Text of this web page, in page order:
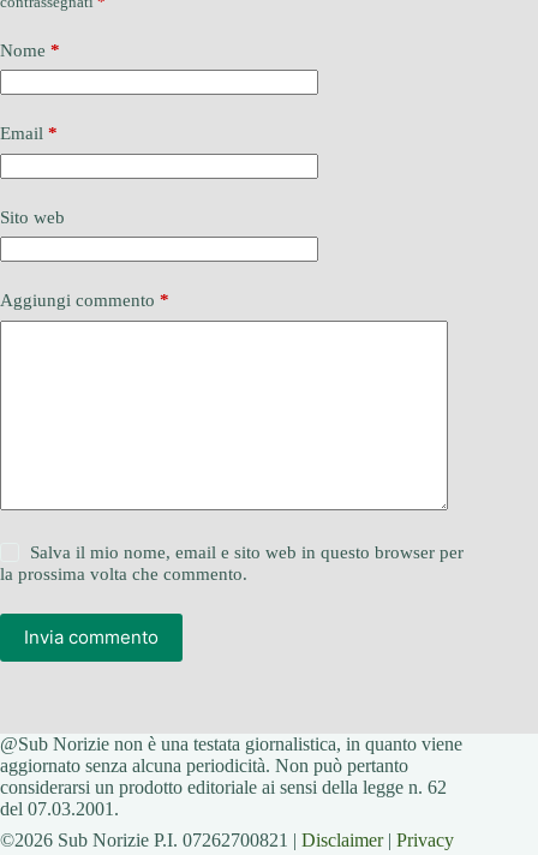
Nome *
Email *
Sito web
Aggiungi commento *
Salva il mio nome, email e sito web in questo browser per
la prossima volta che commento.
Invia commento
@Sub Norizie non è una testata giornalistica, in quanto viene
aggiornato senza alcuna periodicità. Non può pertanto
considerarsi un prodotto editoriale ai sensi della legge n. 62
del 07.03.2001.
©2026 Sub Norizie P.I. 07262700821 | Disclaimer| Privacy